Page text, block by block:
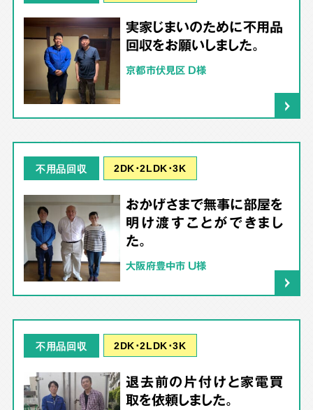
実家じまいのために不用品
回収をお願いしました。
京都市伏見区 D様
不用品回収 2DK･2LDK･3K
おかげさまで無事に部屋を
明け渡すことができまし
た。
大阪府豊中市 U様
不用品回収 2DK･2LDK･3K
退去前の片付けと家電買
取を依頼しました。